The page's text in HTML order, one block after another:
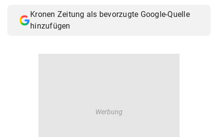
Kronen Zeitung als bevorzugte Google-Quelle
hinzufügen